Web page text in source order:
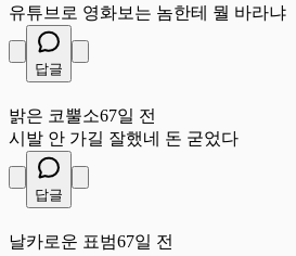
유튜브로 영화보는 놈한테 뭘 바라냐
답글
밝은 코뿔소67일 전
시발 안 가길 잘했네 돈 굳었다
답글
날카로운 표범67일 전